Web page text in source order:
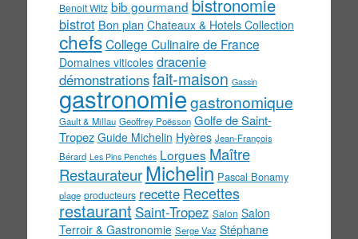
Benoit Witz bib gourmand bistronomie
bistrot Bon plan Chateaux & Hotels Collection
chefs College Culinaire de France
Domaines viticoles dracenie
démonstrationsfait-maison Gassin
gastronomiegastronomique
Gault & Millau Geoffrey Poësson Golfe de Saint-
Tropez Guide Michelin Hyères Jean-François
Bérard Les Pins Penchés Lorgues Maître
Restaurateur Michelin Pascal Bonamy
plage producteurs recette Recettes
restaurant Saint-Tropez Salon Salon
Terroir & Gastronomie Serge Vaz Stéphane